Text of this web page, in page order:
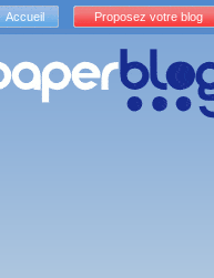
Accueil Proposez votre blog